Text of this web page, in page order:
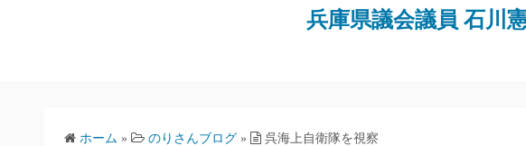
兵庫県議会議員 石川
ホーム » のりさんブログ » 呉海上自衛隊を視察